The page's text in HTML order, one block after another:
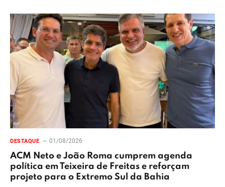
DESTAQUE 01/08/2026
ACM Neto e João Roma cumprem agenda
política em Teixeira de Freitas e reforçam
projeto para o Extremo Sul da Bahia